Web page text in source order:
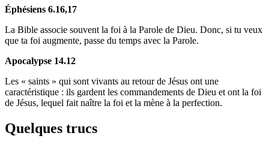
Éphésiens 6.16,17
La Bible associe souvent la foi à la Parole de Dieu. Donc, si tu veux
que ta foi augmente, passe du temps avec la Parole.
Apocalypse 14.12
Les « saints » qui sont vivants au retour de Jésus ont une
caractéristique : ils gardent les commandements de Dieu et ont la foi
de Jésus, lequel fait naître la foi et la mène à la perfection.
Quelques trucs